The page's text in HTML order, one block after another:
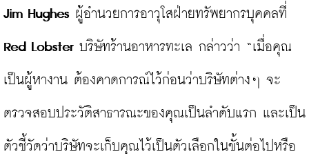
Jim Hughes
Red Lobster บริษัทร้านอาหารทะเล กล่าวว่า “เมื่อคุณ
เป็นผู้หางาน ต้องคาดการณ์ไว้ก่อนว่าบริษัทต่างๆ จะ
ตรวจสอบประวัติสาธารณะของคุณเป็นลำดับแรก และเป็น
ตัวชี้วัดว่าบริษัทจะเก็บคุณไว้เป็นตัวเลือกในขั้นต่อไปหรือ